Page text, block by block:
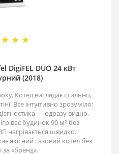
DigiFEL DUO 24 кВт
(2018)
Котел виглядає стильно,
Все інтуїтивно зрозуміло:
— одразу видно,
будинок 90 м² без
нагрівається швидко.
якісний газовий котел без
за «бренд».